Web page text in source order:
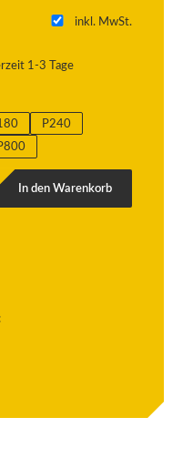
inkl. MwSt.
1-3 Tage
P240
ein oder benutze die Schaltflächen um
In den Warenkorb